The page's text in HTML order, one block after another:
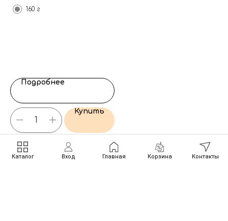
Каталог Вход Главная Корзина Контакты
160 г
Подробнее
Купить